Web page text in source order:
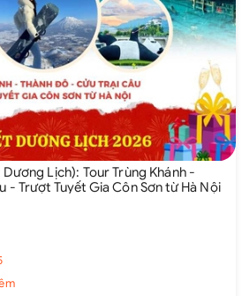
Lịch): Tour Trùng Khánh -
- Trượt Tuyết Gia Côn Sơn từ Hà Nội